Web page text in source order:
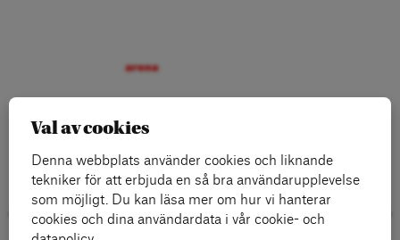
Val av cookies
Denna webbplats använder cookies och liknande
tekniker för att erbjuda en så bra användarupplevelse
som möjligt. Du kan läsa mer om hur vi hanterar
cookies och dina användardata i vår cookie- och